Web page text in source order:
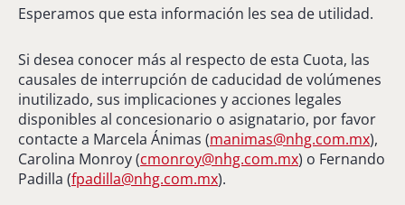
Esperamos que esta información les sea de utilidad.
Si desea conocer más al respecto de esta Cuota, las
causales de interrupción de caducidad de volúmenes
inutilizado, sus implicaciones y acciones legales
disponibles al concesionario o asignatario, por favor
contacte a Marcela Ánimas (manimas@nhg.com.mx),
Carolina Monroy (cmonroy@nhg.com.mx) o Fernando
Padilla (fpadilla@nhg.com.mx).